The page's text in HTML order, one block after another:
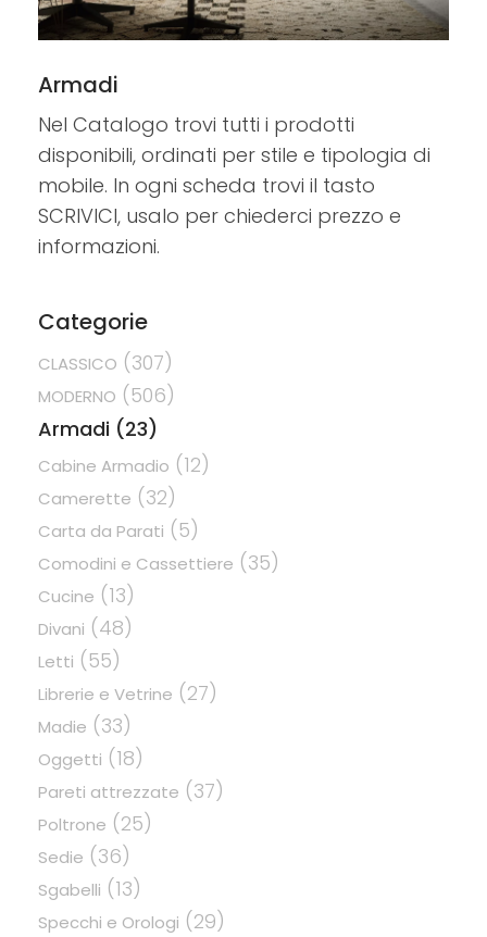
Armadi
Nel Catalogo trovi tutti i prodotti
disponibili, ordinati per stile e tipologia di
mobile. In ogni scheda trovi il tasto
SCRIVICI, usalo per chiederci prezzo e
informazioni.
Categorie
CLASSICO (307)
MODERNO (506)
Armadi (23)
Cabine Armadio (12)
Camerette (32)
Carta da Parati (5)
Comodini e Cassettiere (35)
Cucine (13)
Divani (48)
Letti (55)
Librerie e Vetrine (27)
Madie (33)
Oggetti (18)
Pareti attrezzate (37)
Poltrone (25)
Sedie (36)
Sgabelli (13)
Specchi e Orologi (29)